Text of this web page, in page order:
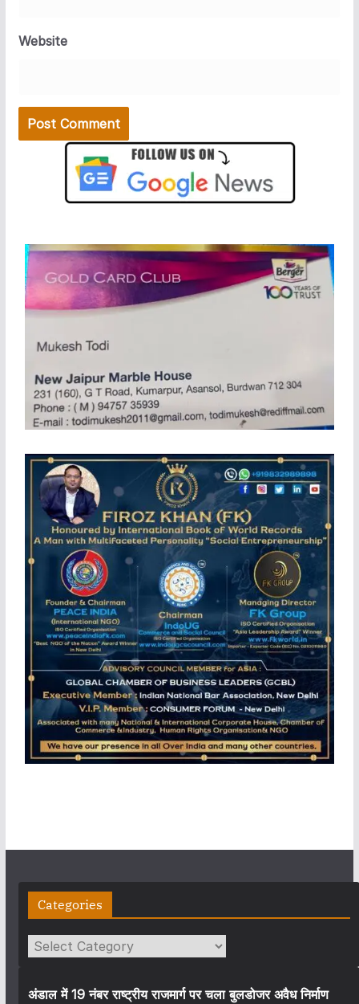
Website
Categories
Categories
अंडाल में 19 नंबर राष्ट्रीय राजमार्ग पर चला बुलडोजर अवैध निर्माण